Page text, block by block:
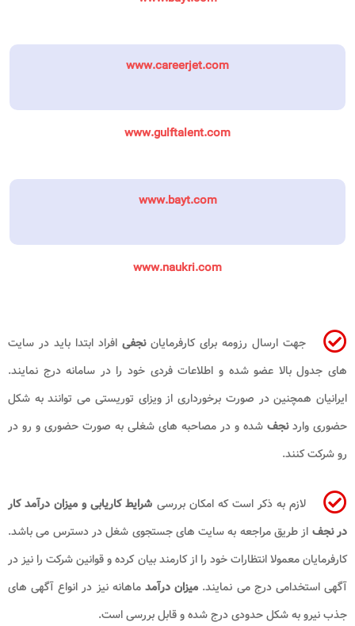
www.careerjet.com
www.gulftalent.com
www.bayt.com
www.naukri.com
جهت ارسال رزومه برای کارفرمایاننجفی افراد ابتدا باید در سایت
های جدول بالا عضو شده و اطلاعات فردی خود را در سامانه درج نمایند.
ایرانیان همچنین در صورت برخورداری از ویزای توریستی می توانند به شکل
حضوری واردنجف شده و در مصاحبه های شغلی به صورت حضوری و رو در
رو شرکت کنند.
لازم به ذکر است که امکان بررسی شرایط کاریابی و میزان درآمد کار
در نجف از طریق مراجعه به سایت های جستجوی شغل در دسترس می باشد.
کارفرمایان معمولا انتظارات خود را از کارمند بیان کرده و قوانین شرکت را نیز در
آگهی استخدامی درج می نمایند. میزان درآمد ماهانه نیز در انواع آگهی های
جذب نیرو به شکل حدودی درج شده و قابل بررسی است.